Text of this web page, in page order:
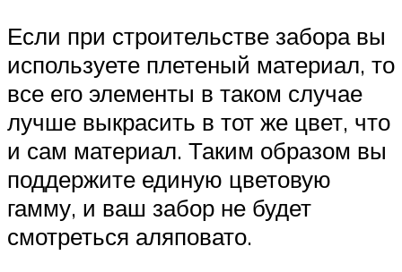
Если при строительстве забора вы
используете плетеный материал, то
все его элементы в таком случае
лучше выкрасить в тот же цвет, что
и сам материал. Таким образом вы
поддержите единую цветовую
гамму, и ваш забор не будет
смотреться аляповато.